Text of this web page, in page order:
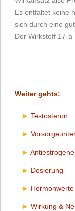
Es entfaltet keine
sich durch eine
Der Wirkstoff 17-
Weiter gehts:
Testosteron
Antiestrogene
Dosierung
Hormonwerte
Wirkung &